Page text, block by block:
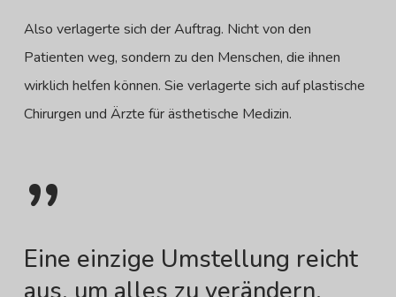
Also verlagerte sich der Auftrag. Nicht von den
Patienten weg, sondern zu den Menschen, die ihnen
wirklich helfen können. Sie verlagerte sich auf plastische
Chirurgen und Ärzte für ästhetische Medizin.
”
Eine einzige Umstellung reicht